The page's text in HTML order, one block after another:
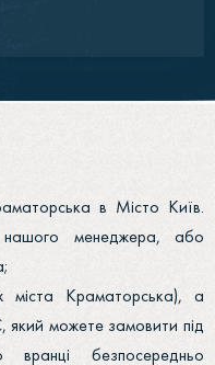
в Місто Київ.
нашого менеджера, або
міста Краматорська), а
який можете замовити під
безпосередньо